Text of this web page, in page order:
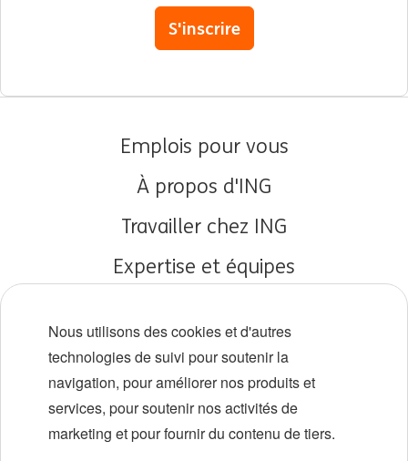
S'inscrire
Emplois pour vous
À propos d'ING
Travailler chez ING
Expertise et équipes
Diversité et inclusion
Localisations
Événements
Nous utilisons des cookies et d'autres
technologies de suivi pour soutenir la
navigation, pour améliorer nos produits et
services, pour soutenir nos activités de
marketing et pour fournir du contenu de tiers.